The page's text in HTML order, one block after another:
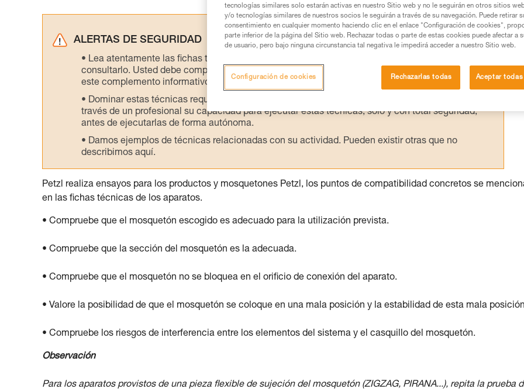
ALERTAS DE SEGURIDAD
Lea atentamente las fichas técnicas de los productos utilizados en este consejo antes de
consultarlo. Usted debe comprender la información de la ficha técnica para poder comprender
este complemento informativo.
Dominar estas técnicas requiere una formación y un entrenamiento específico. Confirme a
través de un profesional su capacidad para ejecutar estas técnicas, solo y con total seguridad,
antes de ejecutarlas de forma autónoma.
Damos ejemplos de técnicas relacionadas con su actividad. Pueden existir otras que no
describimos aquí.
Petzl realiza ensayos para los productos y mosquetones Petzl, los puntos de compatibilidad concretos se
en las fichas técnicas de los aparatos.
• Compruebe que el mosquetón escogido es adecuado para la utilización prevista.
• Compruebe que la sección del mosquetón es la adecuada.
• Compruebe que el mosquetón no se bloquea en el orificio de conexión del aparato.
• Valore la posibilidad de que el mosquetón se coloque en una mala posición y la estabilidad de esta mala
• Compruebe los riesgos de interferencia entre los elementos del sistema y el casquillo del mosquetón.
Observación
Para los aparatos provistos de una pieza flexible de sujeción del mosquetón (ZIGZAG, PIRANA...), repita la prueba
tecnologías similares solo estarán activas en nuestro Sitio web y no le seguirán en otros sitios
y/o tecnologías similares de nuestros socios le seguirán a través de su navegación. Puede retirar
consentimiento en cualquier momento haciendo clic en el enlace "Configuración de cookies",
parte inferior de la página del Sitio web. Rechazar todas o parte de estas cookies puede afectar a
de usuario, pero bajo ninguna circunstancia tal negativa le impedirá acceder a nuestro Sitio web.
Rechazarlas todas Aceptar
Configuración de cookies